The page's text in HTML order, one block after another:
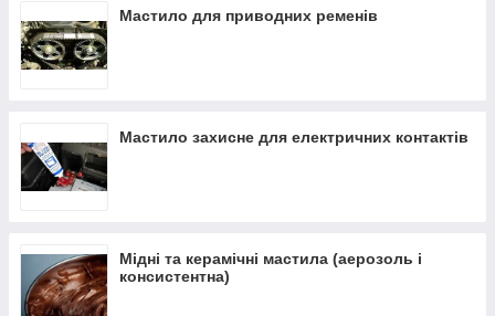
Мастило для приводних ременів
Мастило захисне для електричних контактів
Мідні та керамічні мастила (аерозоль і
консистентна)